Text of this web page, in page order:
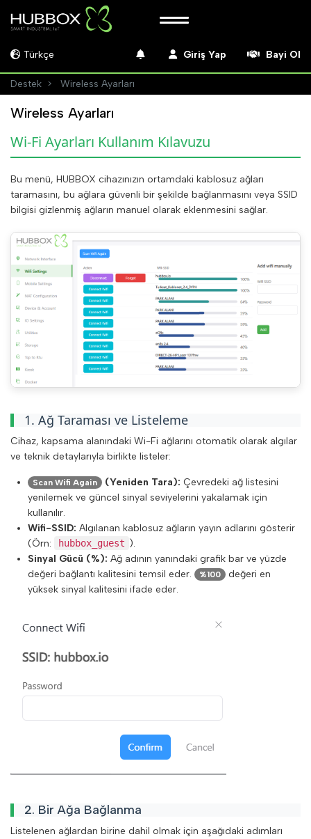
Türkçe Giriş Yap Bayi Ol
Destek Wireless Ayarları
Wireless Ayarları
Wi-Fi Ayarları Kullanım Kılavuzu
Bu menü, HUBBOX cihazınızın ortamdaki kablosuz ağları
taramasını, bu ağlara güvenli bir şekilde bağlanmasını veya SSID
bilgisi gizlenmiş ağların manuel olarak eklenmesini sağlar.
1. Ağ Taraması ve Listeleme
Cihaz, kapsama alanındaki Wi-Fi ağlarını otomatik olarak algılar
ve teknik detaylarıyla birlikte listeler:
Scan Wifi Again (Yeniden Tara): Çevredeki ağ listesini
yenilemek ve güncel sinyal seviyelerini yakalamak için
kullanılır.
Wifi-SSID: Algılanan kablosuz ağların yayın adlarını gösterir
(Örn:
hubbox_guest ).
Sinyal Gücü (%): Ağ adının yanındaki grafik bar ve yüzde
değeri bağlantı kalitesini temsil eder.
%100
değeri en
yüksek sinyal kalitesini ifade eder.
2. Bir Ağa Bağlanma
Listelenen ağlardan birine dahil olmak için aşağıdaki adımları